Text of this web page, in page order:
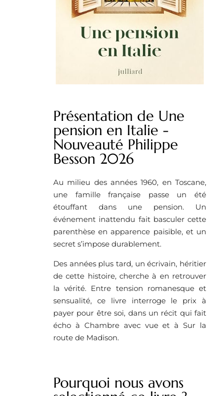
Présentation de Une
pension en Italie -
Nouveauté Philippe
Besson 2026
Au milieu des années 1960, en Toscane,
une famille française passe un été
étouffant dans une pension. Un
événement inattendu fait basculer cette
parenthèse en apparence paisible, et un
secret s’impose durablement.
Des années plus tard, un écrivain, héritier
de cette histoire, cherche à en retrouver
la vérité. Entre tension romanesque et
sensualité, ce livre interroge le prix à
payer pour être soi, dans un récit qui fait
écho à Chambre avec vue et à Sur la
route de Madison.
Pourquoi nous avons